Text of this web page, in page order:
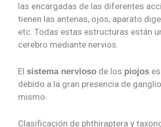
las encargadas de las diferentes
tienen las antenas, ojos, aparato
etc. Todas estas estructuras están
cerebro mediante nervios.
El sistema nervioso de los piojos es
debido a la gran presencia de
mismo.
Clasificación de phthiraptera y